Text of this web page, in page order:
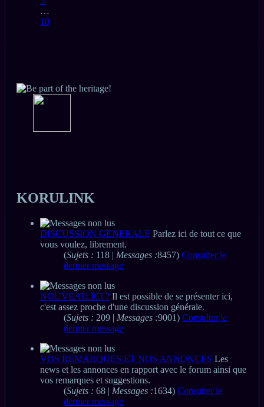
…
10
KORULINK
DISCUSSION GENERALE Parlez ici de tout ce que
vous voulez, librement.
(Sujets : 118 | Messages :8457) Consulter le
dernier message
NOUVEAU ICI ? Il est possible de se présenter ici,
c'est assez proche d'une discussion générale.
(Sujets : 209 | Messages :9001) Consulter le
dernier message
VOS REMARQUES ET NOS ANNONCES Les
news et les annonces en rapport avec le forum ainsi que
vos remarques et suggestions.
(Sujets : 68 | Messages :1634) Consulter le
dernier message